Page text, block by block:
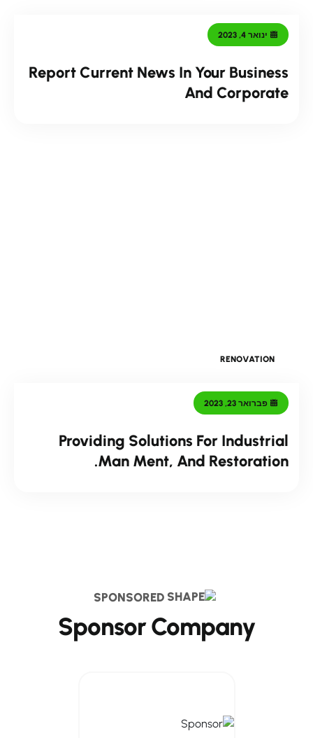
ינואר 4, 2023
Report Current News In Your Business
And Corporate
RENOVATION
פברואר 23, 2023
Providing Solutions For Industrial
Man Ment, And Restoration.
SPONSORED
Sponsor Company